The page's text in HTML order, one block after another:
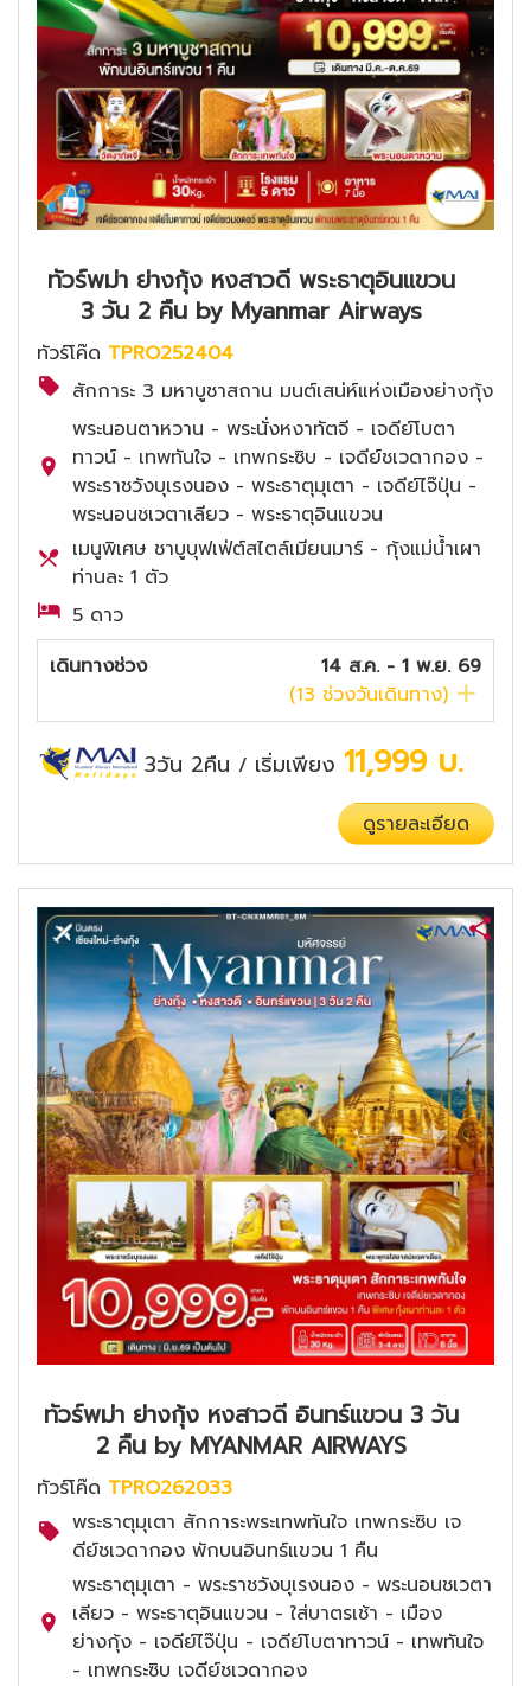
ทัวร์พม่า ย่างกุ้ง หงสาวดี พระธาตุอินแขวน
3 วัน 2 คืน by Myanmar Airways
ทัวร์โค๊ด TPRO252404
สักการะ 3 มหาบูชาสถาน มนต์เสน่ห์แห่งเมืองย่างกุ้ง
พระนอนตาหวาน - พระนั่งหงาทัตจี - เจดีย์โบตา
ทาวน์ - เทพทันใจ - เทพกระซิบ - เจดีย์ชเวดากอง -
พระราชวังบุเรงนอง - พระธาตุมุเตา - เจดีย์ไจ๊ปุ่น -
พระนอนชเวตาเลียว - พระธาตุอินแขวน
เมนูพิเศษ ชาบูบุฟเฟ่ต์สไตล์เมียนมาร์ - กุ้งแม่น้ำเผา
ท่านละ 1 ตัว
5 ดาว
เดินทางช่วง
14 ส.ค. - 1 พ.ย. 69
(13 ช่วงวันเดินทาง)
3วัน 2คืน / เริ่มเพียง 11,999 บ.
ดูรายละเอียด
ทัวร์พม่า ย่างกุ้ง หงสาวดี อินทร์แขวน 3 วัน
2 คืน by MYANMAR AIRWAYS
ทัวร์โค๊ด TPRO262033
พระธาตุมุเตา สักการะพระเทพทันใจ เทพกระซิบ เจ
ดีย์ชเวดากอง พักบนอินทร์แขวน 1 คืน
พระธาตุมุเตา - พระราชวังบุเรงนอง - พระนอนชเวตา
เลียว - พระธาตุอินแขวน - ใส่บาตรเช้า - เมือง
ย่างกุ้ง - เจดีย์ไจ๊ปุ่น - เจดีย์โบตาทาวน์ - เทพทันใจ
- เทพกระซิบ เจดีย์ชเวดากอง